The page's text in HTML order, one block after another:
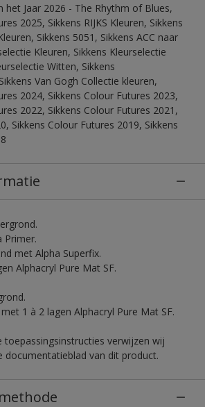
het Jaar 2026 - The Rhythm of Blues,
2025, Sikkens RIJKS Kleuren, Sikkens
Sikkens 5051, Sikkens ACC naar
Kleuren, Sikkens Kleurselectie
Witten, Sikkens
Van Gogh Collectie kleuren,
2024, Sikkens Colour Futures 2023,
2022, Sikkens Colour Futures 2021,
Sikkens Colour Futures 2019, Sikkens
Primer.
met Alpha Superfix.
Alphacryl Pure Mat SF.
1 à 2 lagen Alphacryl Pure Mat SF.
toepassingsinstructies verwijzen wij
documentatieblad van dit product.